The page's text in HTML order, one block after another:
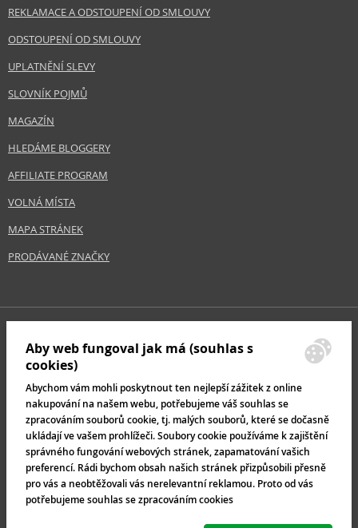
REKLAMACE A ODSTOUPENÍ OD SMLOUVY
ODSTOUPENÍ OD SMLOUVY
UPLATNĚNÍ SLEVY
SLOVNÍK POJMŮ
MAGAZÍN
HLEDÁME BLOGGERY
AFFILIATE PROGRAM
VOLNÁ MÍSTA
MAPA STRÁNEK
PRODÁVANÉ ZNAČKY
Aby web fungoval jak má (souhlas s
cookies)
Abychom vám mohli poskytnout ten nejlepší zážitek z online
nakupování na našem webu, potřebujeme váš souhlas se
zpracováním souborů cookie, tj. malých souborů, které se dočasně
ukládají ve vašem prohlížeči. Soubory cookie používáme k zajištění
správného fungování webových stránek, zapamatování vašich
preferencí. Rádi bychom obsah našich stránek přizpůsobili přesně
pro vás a neobtěžovali vás nerelevantní reklamou. Proto od vás
potřebujeme souhlas se zpracováním cookies